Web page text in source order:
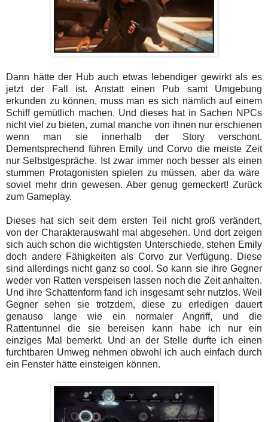
Dann hätte der Hub auch etwas lebendiger gewirkt als es
jetzt der Fall ist. Anstatt einen Pub samt Umgebung
erkunden zu können, muss man es sich nämlich auf einem
Schiff gemütlich machen. Und dieses hat in Sachen NPCs
nicht viel zu bieten, zumal manche von ihnen nur erschienen
wenn man sie innerhalb der Story verschont.
Dementsprechend führen Emily und Corvo die meiste Zeit
nur Selbstgespräche. Ist zwar immer noch besser als einen
stummen Protagonisten spielen zu müssen, aber da wäre
soviel mehr drin gewesen. Aber genug gemeckert! Zurück
zum Gameplay.
Dieses hat sich seit dem ersten Teil nicht groß verändert,
von der Charakterauswahl mal abgesehen. Und dort zeigen
sich auch schon die wichtigsten Unterschiede, stehen Emily
doch andere Fähigkeiten als Corvo zur Verfügung. Diese
sind allerdings nicht ganz so cool. So kann sie ihre Gegner
weder von Ratten verspeisen lassen noch die Zeit anhalten.
Und ihre Schattenform fand ich insgesamt sehr nutzlos. Weil
Gegner sehen sie trotzdem, diese zu erledigen dauert
genauso lange wie ein normaler Angriff, und die
Rattentunnel die sie bereisen kann habe ich nur ein
einziges Mal bemerkt. Und an der Stelle durfte ich einen
furchtbaren Umweg nehmen obwohl ich auch einfach durch
ein Fenster hätte einsteigen können.